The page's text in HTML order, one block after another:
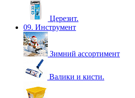
Церезит.
09. Инструмент
Зимний ассортимент
Валики и кисти.